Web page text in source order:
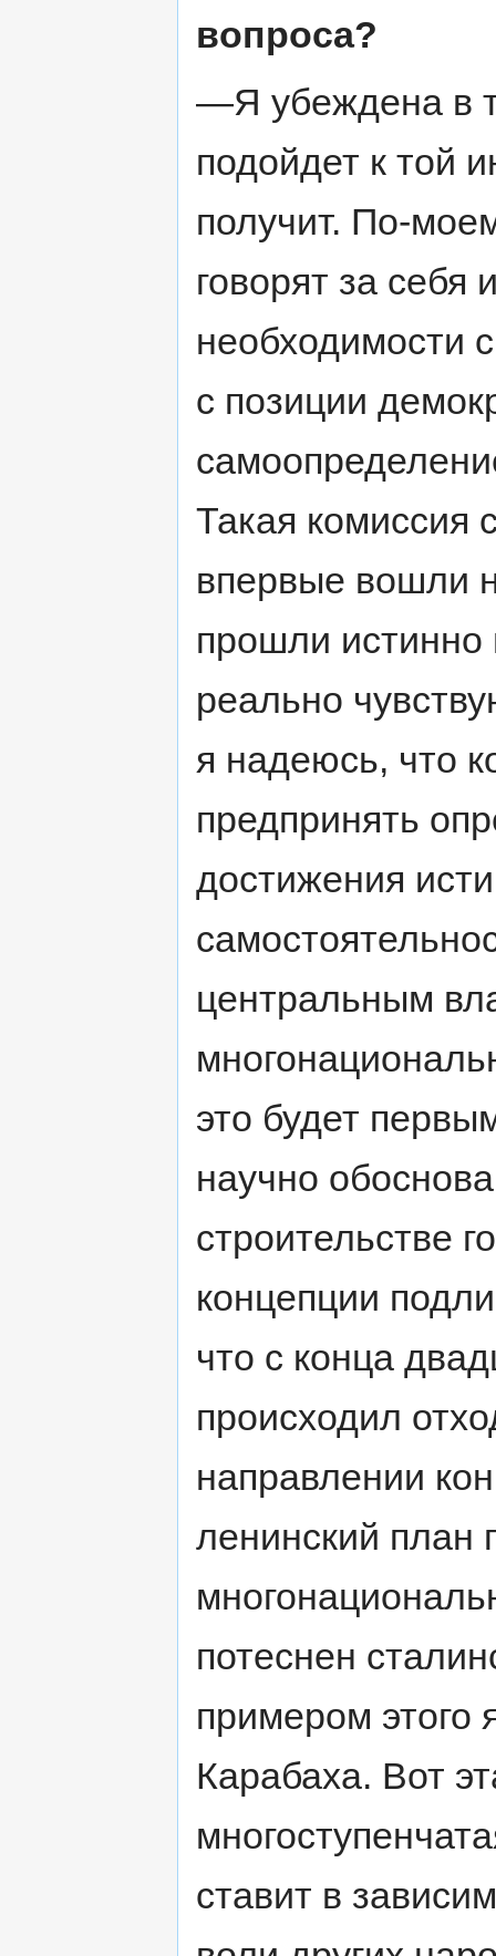
вопроса?
—Я убеждена в
подойдет к той
получит. По-
говорят за себя
необходимости
с позиции
Такая комиссия
впервые вошли
прошли
реально
я надеюсь, что
предпринять
достижения
центральным
это будет
научно
строительстве
концепции
что с конца
происходил
направлении
ленинский план
потеснен
примером этого
Карабаха. Вот
ставит в